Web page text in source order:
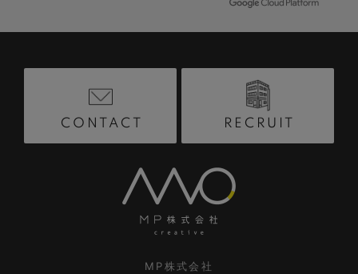
CONTACT RECRUIT
MP株式会社